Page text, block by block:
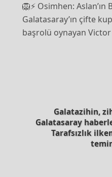
🦁⚡ Osimhen: Aslan’ın Bitmeyen Gol Fırtınası
Galatasaray’ın çifte
başrolü oynayan
Galatazihin,
Galatasaray
Tarafsızlık